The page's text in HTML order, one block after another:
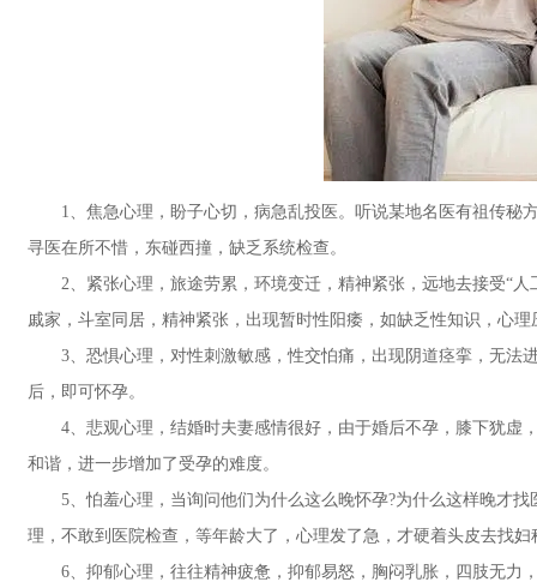
1、焦急心理，盼子心切，病急乱投医。听说某地名医有祖传秘
寻医在所不惜，东碰西撞，缺乏系统检查。
2、紧张心理，旅途劳累，环境变迁，精神紧张，远地去接受“人
戚家，斗室同居，精神紧张，出现暂时性阳痿，如缺乏性知识，心
3、恐惧心理，对性刺激敏感，性交怕痛，出现阴道痉挛，无法
后，即可怀孕。
4、悲观心理，结婚时夫妻感情很好，由于婚后不孕，膝下犹虚
和谐，进一步增加了受孕的难度。
5、怕羞心理，当询问他们为什么这么晚怀孕?为什么这样晚才找
理，不敢到医院检查，等年龄大了，心理发了急，才硬着头皮去找
6、抑郁心理，往往精神疲惫，抑郁易怒，胸闷乳胀，四肢无力